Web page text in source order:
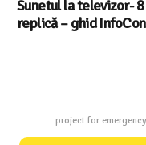
project for